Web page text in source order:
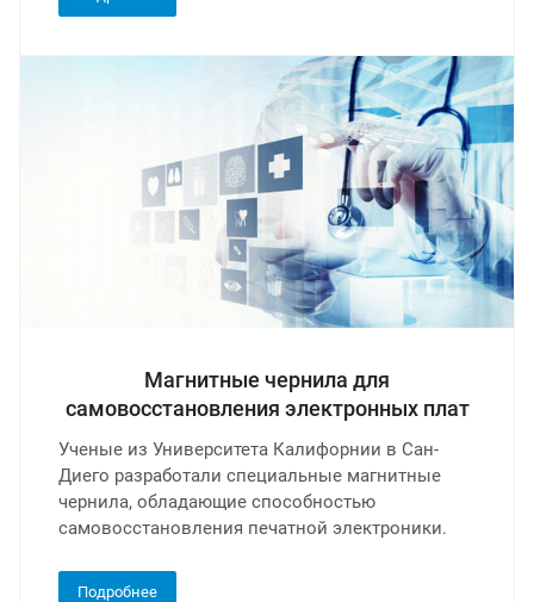
Магнитные чернила для
самовосстановления электронных плат
Ученые из Университета Калифорнии в Сан-
Диего разработали специальные магнитные
чернила, обладающие способностью
самовосстановления печатной электроники.
Подробнее